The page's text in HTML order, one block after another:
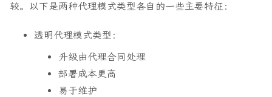
较。以下是两种代理模式类型各自的一些主要特征：
透明代理模式类型：
升级由代理合同处理
部署成本更高
易于维护